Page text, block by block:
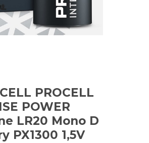
PROCELL
POWER
LR20 Mono D
PX1300 1,5V